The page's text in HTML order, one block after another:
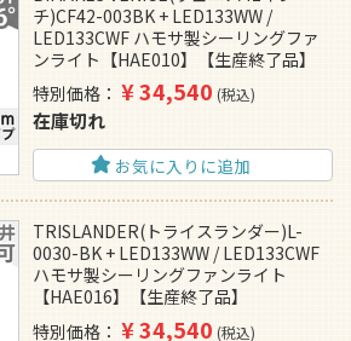
チ)CF42-003BK + LED133WW /
LED133CWF ハモサ製シーリングファ
ンライト【HAE010】【生産終了品】
特別価格
¥34,540 税込
在庫切れ
お気に入りに追加
TRISLANDER(トライスランダー)L-
0030-BK + LED133WW / LED133CWF
ハモサ製シーリングファンライト
【HAE016】【生産終了品】
特別価格
¥34,540 税込